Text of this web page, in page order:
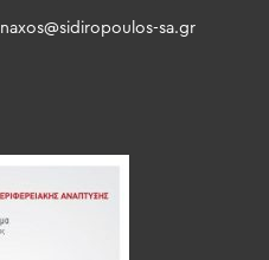
naxos@sidiropoulos-sa.gr